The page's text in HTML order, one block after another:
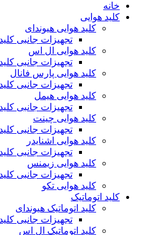
خانه
کلید هوایی
کلید هوایی هیوندای
تجهیزات جانبی
کلید هوایی ال اس
تجهیزات جانبی
کلید هوایی پارس فانال
تجهیزات جانبی
کلید هوایی هیمل
تجهیزات جانبی
کلید هوایی چینت
تجهیزات جانبی
کلید هوایی اشنایدر
تجهیزات جانبی
کلید هوایی زیمنس
تجهیزات جانبی
کلید هوایی تکو
کلید اتوماتیک
کلید اتوماتیک هیوندای
تجهیزات جانبی
کلید اتوماتیک ال اس